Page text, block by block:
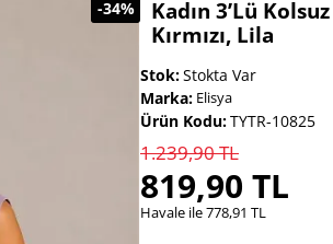
-34%
Kadın 3’lü
Kırmızı, Lila
Stok:Stokta Var
Marka: Elisya
Ürün Kodu:TYTR-10825
819,90 TL
1.239,90 TL
Havale ile 778,91 TL